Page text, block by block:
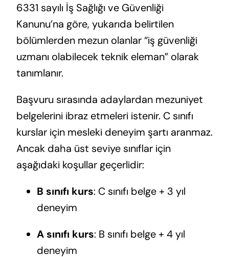
6331 sayılı İş Sağlığı ve Güvenliği
Kanunu’na göre, yukarıda belirtilen
bölümlerden mezun olanlar “iş güvenliği
uzmanı olabilecek teknik eleman” olarak
tanımlanır.
Başvuru sırasında adaylardan mezuniyet
belgelerini ibraz etmeleri istenir. C sınıfı
kurslar için mesleki deneyim şartı aranmaz.
Ancak daha üst seviye sınıflar için
aşağıdaki koşullar geçerlidir:
B sınıfı kurs: C sınıfı belge + 3 yıl
deneyim
A sınıfı kurs: B sınıfı belge + 4 yıl
deneyim